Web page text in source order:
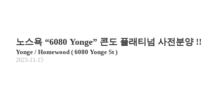
노스욕 “6080 Yonge” 콘도 플래티넘 사전분양 !!
Yonge / Homewood ( 6080 Yonge St )
2023-11-15